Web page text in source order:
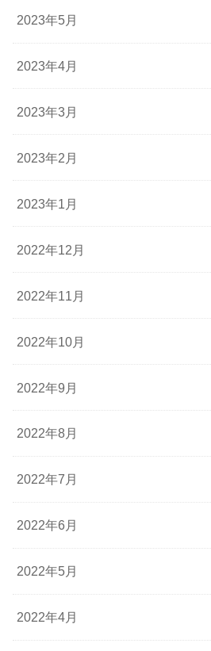
2023年5月
2023年4月
2023年3月
2023年2月
2023年1月
2022年12月
2022年11月
2022年10月
2022年9月
2022年8月
2022年7月
2022年6月
2022年5月
2022年4月